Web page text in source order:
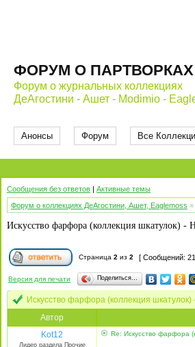
ФОРУМ О ПАРТВОРКАХ
Форум о журнальных коллекциях
ДеАгостини - Ашет - Modimio -
Анонсы Форум Все
Сообщения без ответов | Активные темы
Форум о коллекциях ДеАгостини, Ашет, Eaglemoss »
Искусство фарфора (коллекция шкатулок) -
Страница 2 из 2 [ Сообщений:
Версия для печати Поделиться…
Искусство фарфора (коллекция шкатулок)
Автор
Kot12
Лидер раздела Прочие
Re: Искусство фарфора